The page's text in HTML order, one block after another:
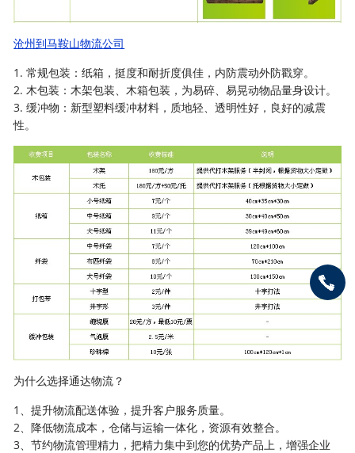
沧州到马鞍山物流公司
1. 常规包装：纸箱，挺度和耐折度俱佳，内防震动外防戳穿。
2. 木包装：木架包装、木箱包装，为易碎、易晃动物品量身设计。
3. 缓冲物：新型塑料缓冲材料，质地轻、透明性好，良好的减震
性。
为什么选择通达物流？
1、提升物流配送体验，提升客户服务质量。
2、降低物流成本，仓储与运输一体化，资源有效整合。
3、节约物流管理精力，把精力集中到您的优势产品上，增强企业